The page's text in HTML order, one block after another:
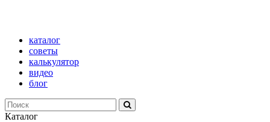
каталог
советы
калькулятор
видео
блог
Каталог